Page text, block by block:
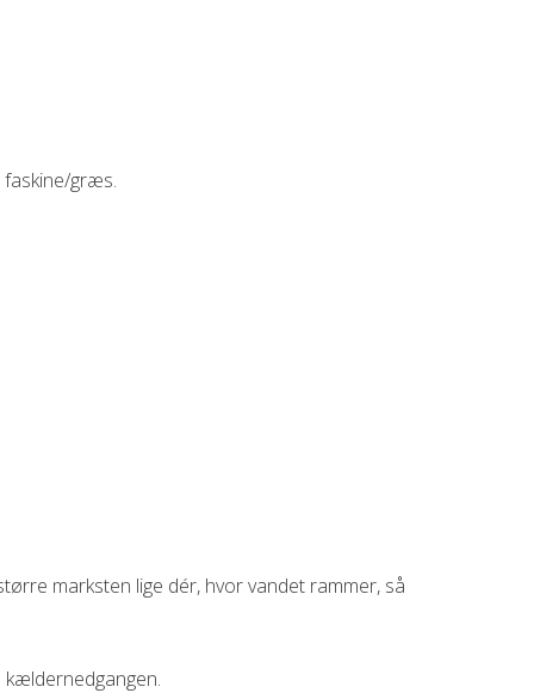
faskine/græs.
marksten lige dér, hvor vandet rammer, så